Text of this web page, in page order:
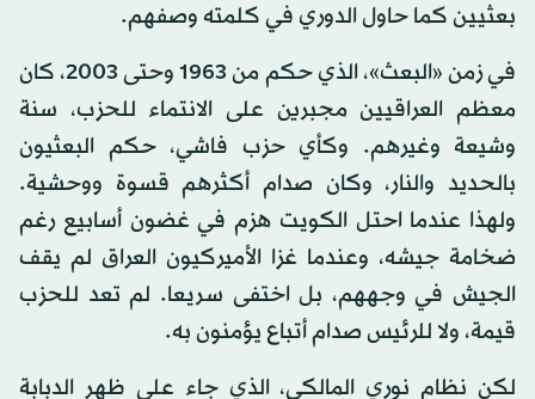
بعثيين كما حاول الدوري في كلمته وصفهم.
في زمن «البعث»، الذي حكم من 1963 وحتى 2003، كان
معظم العراقيين مجبرين على الانتماء للحزب، سنة
وشيعة وغيرهم. وكأي حزب فاشي، حكم البعثيون
بالحديد والنار، وكان صدام أكثرهم قسوة ووحشية.
ولهذا عندما احتل الكويت هزم في غضون أسابيع رغم
ضخامة جيشه، وعندما غزا الأميركيون العراق لم يقف
الجيش في وجههم، بل اختفى سريعا. لم تعد للحزب
قيمة، ولا للرئيس صدام أتباع يؤمنون به.
لكن نظام نوري المالكي، الذي جاء على ظهر الدبابة